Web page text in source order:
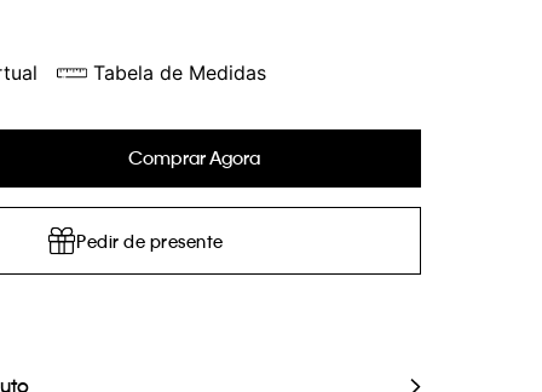
Tabela de Medidas
Comprar Agora
Pedir de presente